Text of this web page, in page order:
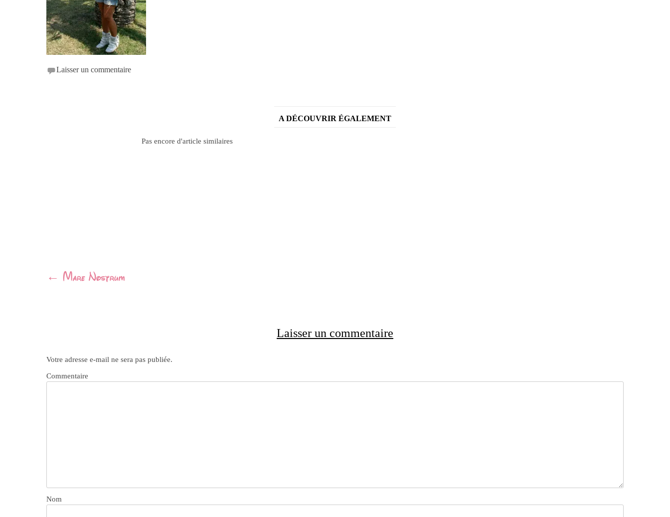
Laisser un commentaire
A DÉCOUVRIR ÉGALEMENT
Pas encore d'article similaires
Navigation
← Mare Nostrum
Laisser un commentaire
Votre adresse e-mail ne sera pas publiée.
Commentaire
Nom